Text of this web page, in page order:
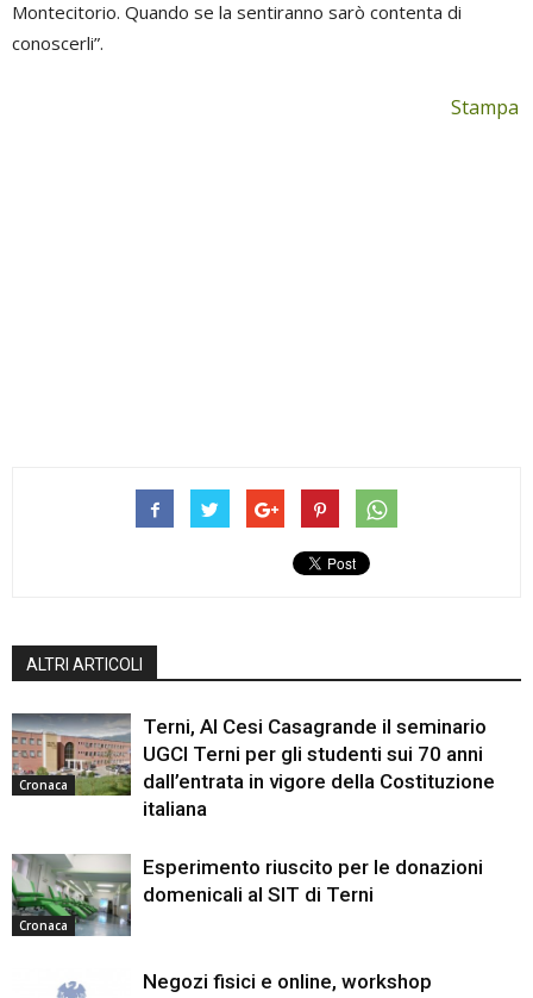
Montecitorio. Quando se la sentiranno sarò contenta di
conoscerli”.
Stampa
ALTRI ARTICOLI
Cronaca
Terni, Al Cesi Casagrande il seminario
UGCI Terni per gli studenti sui 70 anni
dall’entrata in vigore della Costituzione
italiana
Cronaca
Esperimento riuscito per le donazioni
domenicali al SIT di Terni
Negozi fisici e online, workshop